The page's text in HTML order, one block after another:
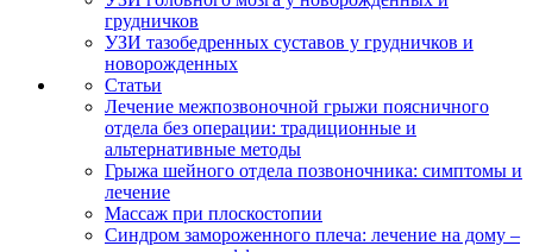
грудничков
УЗИ тазобедренных суставов у грудничков и
новорожденных
Статьи
Лечение межпозвоночной грыжи поясничного
отдела без операции: традиционные и
альтернативные методы
Грыжа шейного отдела позвоночника: симптомы и
лечение
Массаж при плоскостопии
Синдром замороженного плеча: лечение на дому –